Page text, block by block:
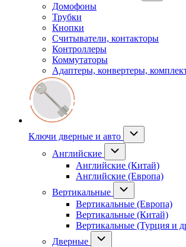
Домофоны
Трубки
Кнопки
Считыватели, контакторы
Контроллеры
Коммутаторы
Адаптеры, конвертеры,
Ключи дверные и авто
Английские
Английские (Китай)
Английские (Европа)
Вертикальные
Вертикальные (Европа)
Вертикальные (Китай)
Вертикальные (Турция и
Дверные